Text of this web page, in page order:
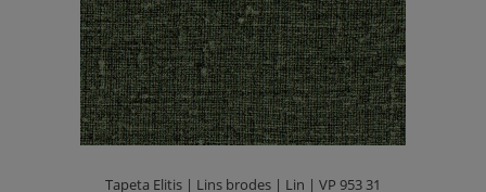
Tapeta Elitis | Lins brodes | Lin | VP 953 31